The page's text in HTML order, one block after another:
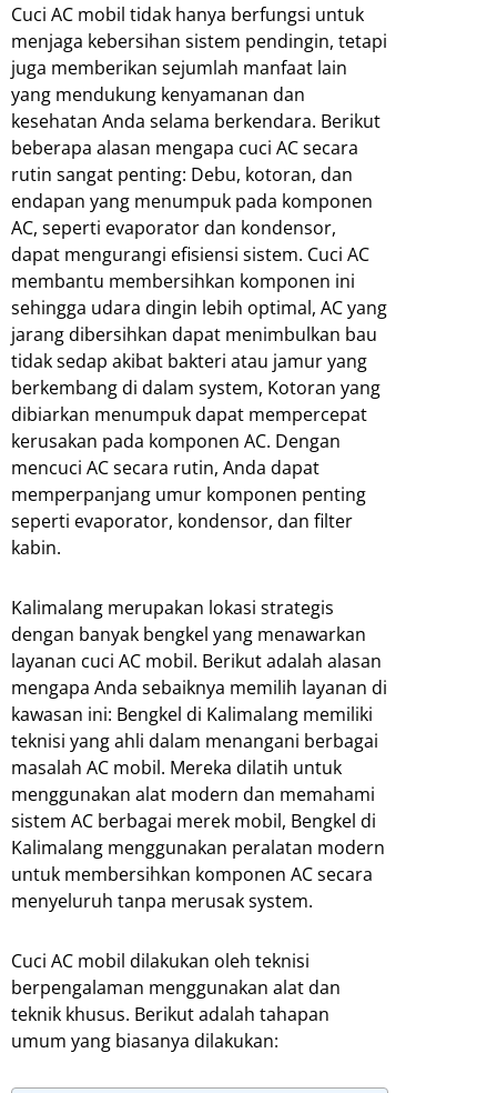
Cuci AC mobil tidak hanya berfungsi untuk
menjaga kebersihan sistem pendingin, tetapi
juga memberikan sejumlah manfaat lain
yang mendukung kenyamanan dan
kesehatan Anda selama berkendara. Berikut
beberapa alasan mengapa cuci AC secara
rutin sangat penting: Debu, kotoran, dan
endapan yang menumpuk pada komponen
AC, seperti evaporator dan kondensor,
dapat mengurangi efisiensi sistem. Cuci AC
membantu membersihkan komponen ini
sehingga udara dingin lebih optimal, AC yang
jarang dibersihkan dapat menimbulkan bau
tidak sedap akibat bakteri atau jamur yang
berkembang di dalam system, Kotoran yang
dibiarkan menumpuk dapat mempercepat
kerusakan pada komponen AC. Dengan
mencuci AC secara rutin, Anda dapat
memperpanjang umur komponen penting
seperti evaporator, kondensor, dan filter
kabin.
Kalimalang merupakan lokasi strategis
dengan banyak bengkel yang menawarkan
layanan cuci AC mobil. Berikut adalah alasan
mengapa Anda sebaiknya memilih layanan di
kawasan ini: Bengkel di Kalimalang memiliki
teknisi yang ahli dalam menangani berbagai
masalah AC mobil. Mereka dilatih untuk
menggunakan alat modern dan memahami
sistem AC berbagai merek mobil, Bengkel di
Kalimalang menggunakan peralatan modern
untuk membersihkan komponen AC secara
menyeluruh tanpa merusak system.
Cuci AC mobil dilakukan oleh teknisi
berpengalaman menggunakan alat dan
teknik khusus. Berikut adalah tahapan
umum yang biasanya dilakukan: